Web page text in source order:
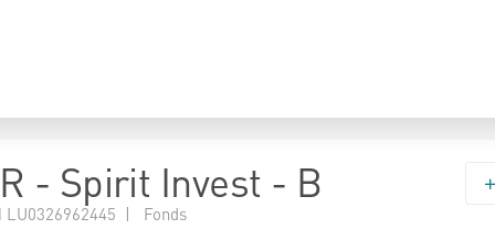
- Spirit Invest - B
LU0326962445 | Fonds